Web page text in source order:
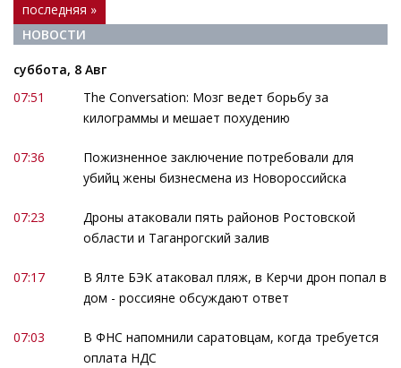
последняя »
НОВОСТИ
суббота, 8 Авг
07:51
The Conversation: Мозг ведет борьбу за
килограммы и мешает похудению
07:36
Пожизненное заключение потребовали для
убийц жены бизнесмена из Новороссийска
07:23
Дроны атаковали пять районов Ростовской
области и Таганрогский залив
07:17
В Ялте БЭК атаковал пляж, в Керчи дрон попал в
дом - россияне обсуждают ответ
07:03
В ФНС напомнили саратовцам, когда требуется
оплата НДС